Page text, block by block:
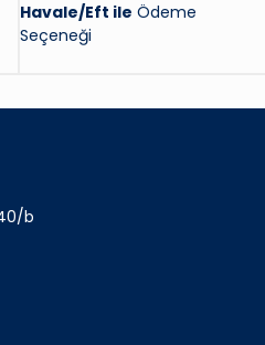
Havale/Eft ile Ödeme
Seçeneği
b